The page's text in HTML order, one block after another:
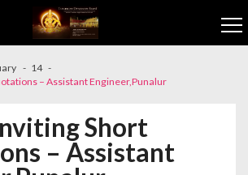
14
– Assistant Engineer,Punalur
Short
– Assistant